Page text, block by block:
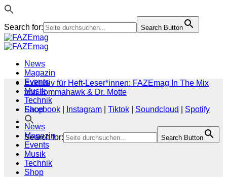
Search for: Search Button
Zum
Inhalt
News
Magazin
Events
Musik
Technik
Shop
Search for: Search Button
Exklusiv für Heft-Leser*innen: FAZEmag In The Mix
von Tommahawk & Dr. Motte
Facebook
Instagram Tiktok Soundcloud
Spotify
News
Magazin
Events
Musik
Technik
Shop